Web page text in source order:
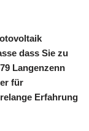
dass Sie zu
Langenzenn
für
Erfahrung